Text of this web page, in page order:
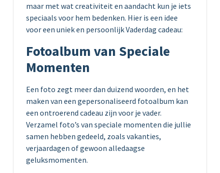
maar met wat creativiteit en aandacht kun je iets
speciaals voor hem bedenken. Hier is een idee
voor een uniek en persoonlijk Vaderdag cadeau:
Fotoalbum van Speciale
Momenten
Een foto zegt meer dan duizend woorden, en het
maken van een gepersonaliseerd fotoalbum kan
een ontroerend cadeau zijn voor je vader.
Verzamel foto’s van speciale momenten die jullie
samen hebben gedeeld, zoals vakanties,
verjaardagen of gewoon alledaagse
geluksmomenten.